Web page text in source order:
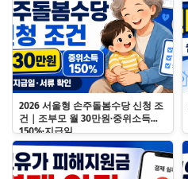
2026 서울형 손주돌봄수당 신청 조
건｜조부모 월 30만원·중위소득
150%·지급일